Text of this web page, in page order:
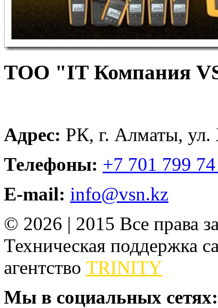
ТОО "IT Компания
Адрес: РК, г. Алматы, ул.
Телефоны: +7 701 799
E-mail: info@vsn.kz
© 2026 | 2015 Все права
Техническая поддержка
агентство TRINITY
Мы в социальных сетях: